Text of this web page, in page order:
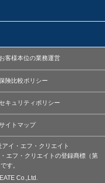
お客様本位の業務運営
険比較ポリシー
セキュリティポリシー
イトマップ
イ・エフ・クリエイト
エフ・クリエイトの登録商標（第
す。
Co.,Ltd.